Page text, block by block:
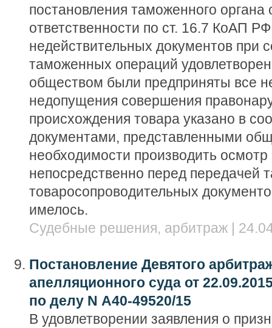
постановления таможенного органа
ответственности по ст. 16.7 КоАП
недействительных документов при
таможенных операций
обществом были предприняты все
недопущения совершения
происхождения товара указано в
документами, представленными
необходимости производить осмотр
непосредственно перед передачей
товаросопроводительных
имелось.
Судебные решения, арбитраж |
Постановление Девятого
апелляционного суда от
по делу N А40-49520/15
В удовлетворении заявления о